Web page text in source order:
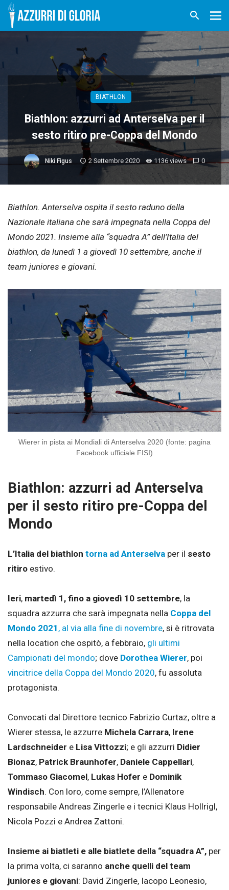
BIATHLON
Biathlon: azzurri ad Anterselva per il
sesto ritiro pre-Coppa del Mondo
Niki Figus 2 Settembre 2020 1136 views 0
Biathlon. Anterselva ospita il sesto raduno della
Nazionale italiana che sarà impegnata nella Coppa del
Mondo 2021. Insieme alla “squadra A” dell’Italia del
biathlon, da lunedì 1 a giovedì 10 settembre, anche il
team juniores e giovani.
Wierer in pista ai Mondiali di Anterselva 2020 (fonte: pagina
Facebook ufficiale FISI)
Biathlon: azzurri ad Anterselva
per il sesto ritiro pre-Coppa del
Mondo
L’Italia del biathlon torna ad Anterselva per il sesto
ritiro estivo.
Ieri, martedì 1, fino a giovedì 10 settembre, la
squadra azzurra che sarà impegnata nella Coppa del
Mondo 2021 , al via alla fine di novembre, si è ritrovata
nella location che ospitò, a febbraio, gli ultimi
Campionati del mondo; dove Dorothea Wierer, poi
vincitrice della Coppa del Mondo 2020, fu assoluta
protagonista.
Convocati dal Direttore tecnico Fabrizio Curtaz, oltre a
Wierer stessa, le azzurre Michela Carrara, Irene
Lardschneider e Lisa Vittozzi; e gli azzurri Didier
Bionaz, Patrick Braunhofer, Daniele Cappellari,
Tommaso Giacomel, Lukas Hofer e Dominik
Windisch. Con loro, come sempre, l’Allenatore
responsabile Andreas Zingerle e i tecnici Klaus Hollrigl,
Nicola Pozzi e Andrea Zattoni.
Insieme ai biatleti e alle biatlete della “squadra A”, per
la prima volta, ci saranno anche quelli del team
juniores e giovani: David Zingerle, Iacopo Leonesio,